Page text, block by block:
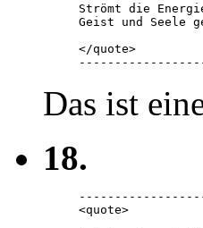
Strömt die
Geist und Seele
</quote>
Das ist
18.
<quote>